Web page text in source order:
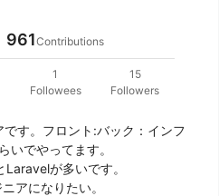
961Contributions
1
Followees
15
Followers
です。フロント:バック：インフ
いでやってます。
が多いです。
アになりたい。